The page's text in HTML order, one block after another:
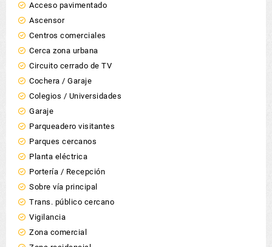
Acceso pavimentado
Ascensor
Centros comerciales
Cerca zona urbana
Circuito cerrado de TV
Cochera / Garaje
Colegios / Universidades
Garaje
Parqueadero visitantes
Parques cercanos
Planta eléctrica
Portería / Recepción
Sobre vía principal
Trans. público cercano
Vigilancia
Zona comercial